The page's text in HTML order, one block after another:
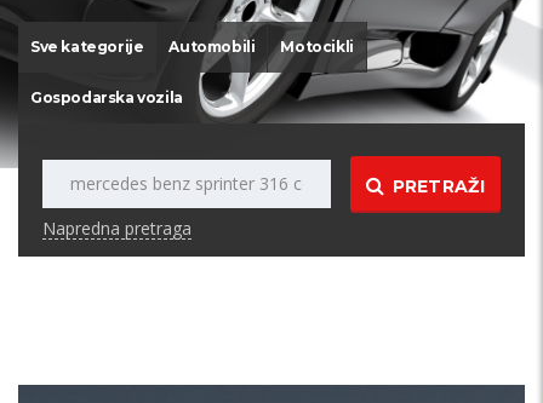
Sve kategorije Automobili Motocikli
Gospodarska vozila
PRETRAŽI
Napredna pretraga